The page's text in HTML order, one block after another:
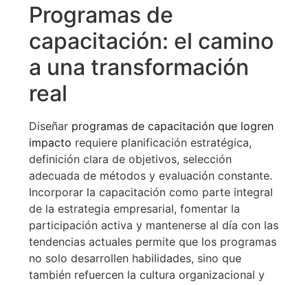
Programas de
capacitación: el camino
a una transformación
real
Diseñar programas de capacitación que logren
impacto requiere planificación estratégica,
definición clara de objetivos, selección
adecuada de métodos y evaluación constante.
Incorporar la capacitación como parte integral
de la estrategia empresarial, fomentar la
participación activa y mantenerse al día con las
tendencias actuales permite que los programas
no solo desarrollen habilidades, sino que
también refuercen la cultura organizacional y